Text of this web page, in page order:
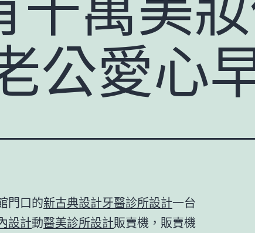
公愛心
門口的新古典設計牙醫診所設計一台
設計動醫美診所設計販賣機，販賣機